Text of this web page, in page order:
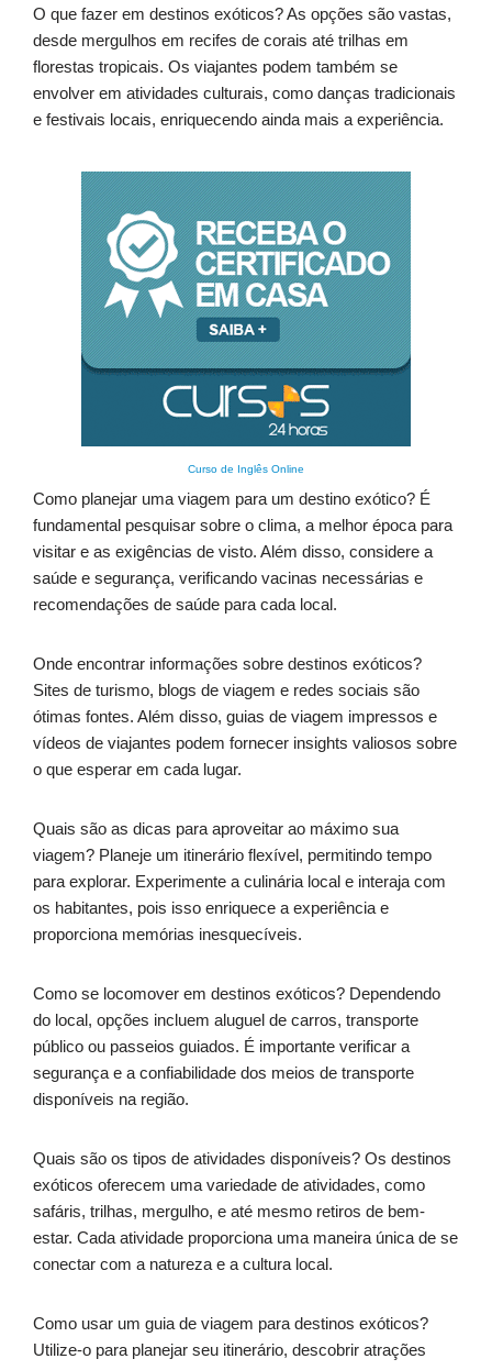
O que fazer em destinos exóticos? As opções são vastas,
desde mergulhos em recifes de corais até trilhas em
florestas tropicais. Os viajantes podem também se
envolver em atividades culturais, como danças tradicionais
e festivais locais, enriquecendo ainda mais a experiência.
Curso de Inglês Online
Como planejar uma viagem para um destino exótico? É
fundamental pesquisar sobre o clima, a melhor época para
visitar e as exigências de visto. Além disso, considere a
saúde e segurança, verificando vacinas necessárias e
recomendações de saúde para cada local.
Onde encontrar informações sobre destinos exóticos?
Sites de turismo, blogs de viagem e redes sociais são
ótimas fontes. Além disso, guias de viagem impressos e
vídeos de viajantes podem fornecer insights valiosos sobre
o que esperar em cada lugar.
Quais são as dicas para aproveitar ao máximo sua
viagem? Planeje um itinerário flexível, permitindo tempo
para explorar. Experimente a culinária local e interaja com
os habitantes, pois isso enriquece a experiência e
proporciona memórias inesquecíveis.
Como se locomover em destinos exóticos? Dependendo
do local, opções incluem aluguel de carros, transporte
público ou passeios guiados. É importante verificar a
segurança e a confiabilidade dos meios de transporte
disponíveis na região.
Quais são os tipos de atividades disponíveis? Os destinos
exóticos oferecem uma variedade de atividades, como
safáris, trilhas, mergulho, e até mesmo retiros de bem-
estar. Cada atividade proporciona uma maneira única de se
conectar com a natureza e a cultura local.
Como usar um guia de viagem para destinos exóticos?
Utilize-o para planejar seu itinerário, descobrir atrações